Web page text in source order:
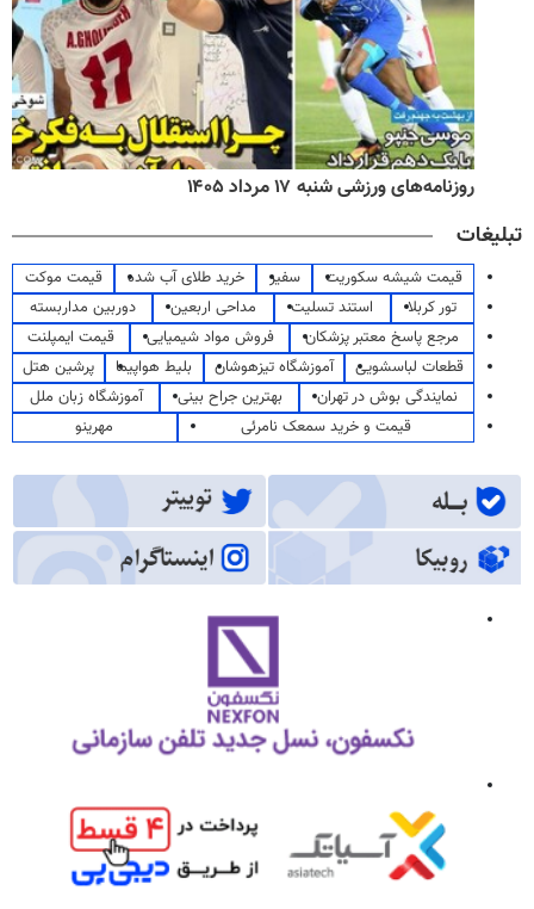
روزنامه‌های ورزشی شنبه ۱۷ مرداد ۱۴۰۵
تبلیغات
قیمت شیشه سکوریت سفیر خرید طلای آب شده
قیمت موکت
تور کربلا
استند تسلیت مداحی اربعین
دوربین مداربسته
مرجع پاسخ معتبر پزشکان
فروش مواد شیمیایی
قیمت ایمپلنت
قطعات لباسشویی
آموزشگاه تیزهوشان بلیط هواپیما
پرشین هتل
نمایندگی بوش در تهران
بهترین جراح بینی
آموزشگاه زبان ملل
قیمت و خرید سمعک نامرئی
مهرینو